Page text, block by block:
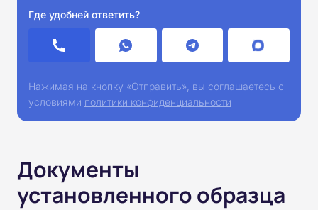
Где удобней ответить?
Нажимая на кнопку «Отправить», вы соглашаетесь с
условиями политики конфиденциальности
Документы
установленного образца